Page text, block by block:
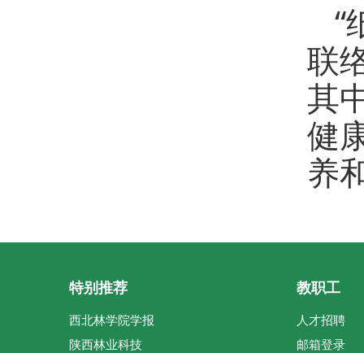
“
联
其
健
养
特别推荐
西北林学院学报
陕西林业科技
教职工
人才招聘
邮箱登录